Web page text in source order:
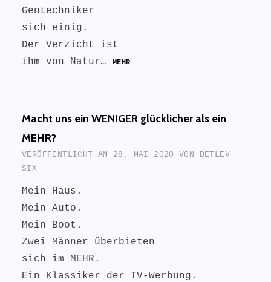
Gentechniker
sich einig.
Der Verzicht ist
ihm von Natur…
MEHR
Macht uns ein WENIGER glücklicher als ein
MEHR?
VERÖFFENTLICHT AM 28. MAI 2020 VON DETLEV
SIX
Mein Haus.
Mein Auto.
Mein Boot.
Zwei Männer überbieten
sich im MEHR.
Ein Klassiker der TV-Werbung.